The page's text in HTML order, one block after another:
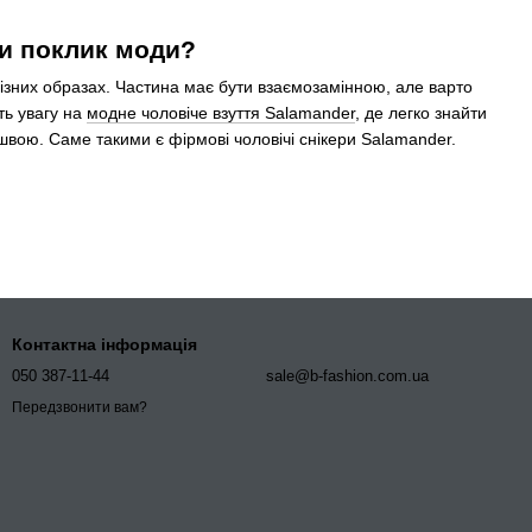
поклик моди?
образах. Частина має бути взаємозамінною, але варто
увагу на модне чоловіче взуття Salamander, де легко знайти
Саме такими є фірмові чоловічі снікери Salamander.
. Моделі в каталозі виключно оригінальні, поставлені
можна обрати відповідний розмір трендового взуття. Ми
Саламандер хочеться рухатися, працювати, подорожувати
напрями. Вони доречно виглядають із джинсами,
Контактна інформація
050 387-11-44
Передзвонити вам?
sale@b-fashion.com.ua